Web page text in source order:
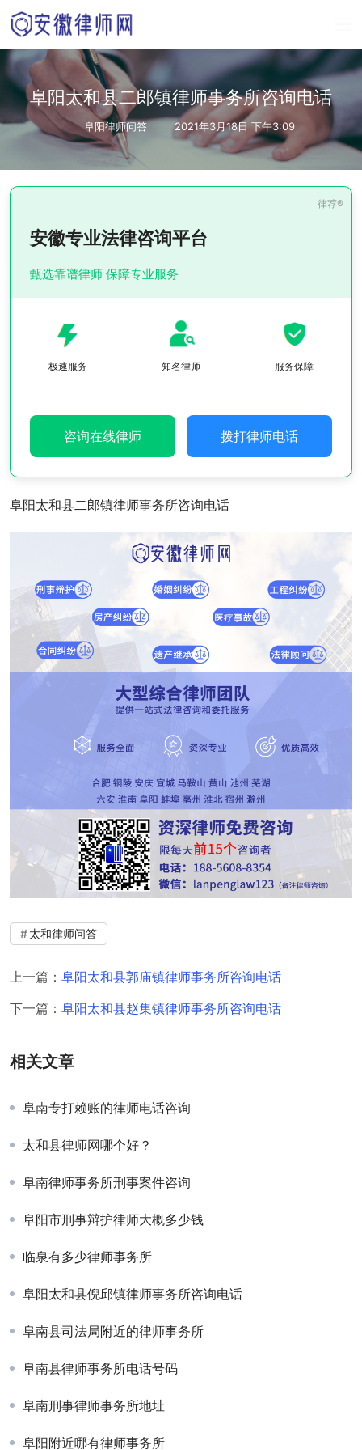
阜阳太和县二郎镇律师事务所咨询电话
阜阳律师问答 2021年3月18日 下午3:09
安徽专业法律咨询平台
甄选靠谱律师 保障专业服务
极速服务 知名律师 服务保障
咨询在线律师 拨打律师电话
阜阳太和县二郎镇律师事务所咨询电话
太和律师问答
上一篇： 阜阳太和县郭庙镇律师事务所咨询电话
下一篇： 阜阳太和县赵集镇律师事务所咨询电话
相关文章
阜南专打赖账的律师电话咨询
太和县律师网哪个好？
阜南律师事务所刑事案件咨询
阜阳市刑事辩护律师大概多少钱
临泉有多少律师事务所
阜阳太和县倪邱镇律师事务所咨询电话
阜南县司法局附近的律师事务所
阜南县律师事务所电话号码
阜南刑事律师事务所地址
阜阳附近哪有律师事务所